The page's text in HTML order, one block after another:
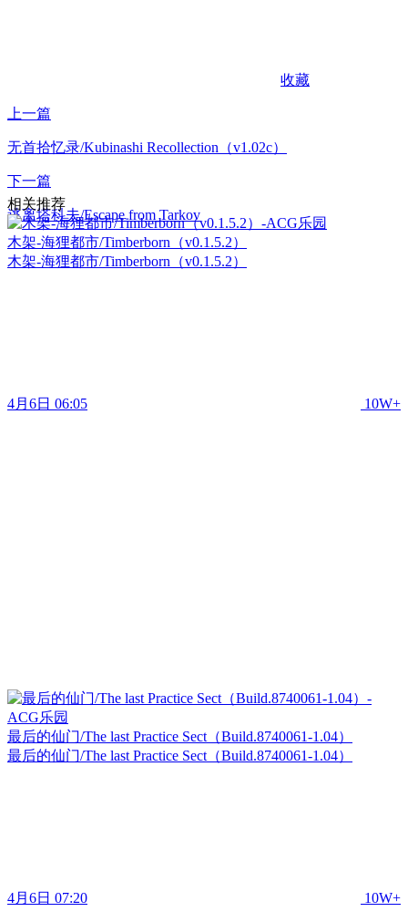
收藏
上一篇
无首拾忆录/Kubinashi Recollection（v1.02c）
下一篇
逃离塔科夫/Escape from Tarkov
相关推荐
木架-海狸都市/Timberborn（v0.1.5.2）
木架-海狸都市/Timberborn（v0.1.5.2）
4月6日 06:05 10W+
最后的仙门/The last Practice Sect（Build.8740061-1.04）
最后的仙门/The last Practice Sect（Build.8740061-1.04）
4月6日 07:20 10W+